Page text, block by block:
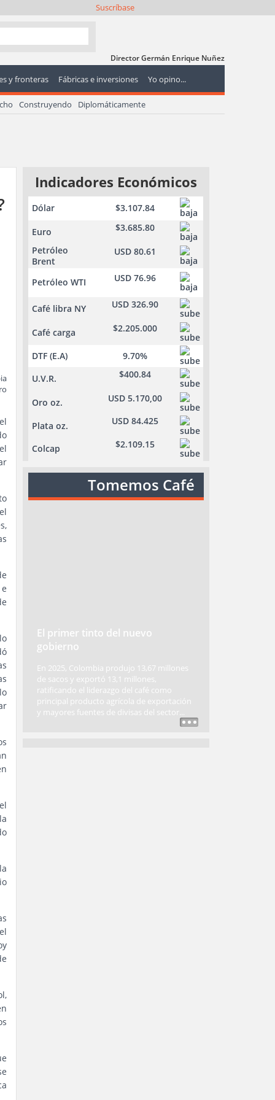
Suscríbase
Director Germán Enrique Nuñez
y fronteras Fábricas e inversiones Yo opino...
Construyendo Diplomáticamente
Indicadores Económicos
Dólar $3.107.84
Euro
$3.685.80
Petróleo
Brent
USD 80.61
Petróleo WTI USD 76.96
Café libra NY USD 326.90
Café carga $2.205.000
DTF (E.A)
9.70%
U.V.R.
$400.84
Oro oz. USD 5.170,00
Plata oz. USD 84.425
Colcap $2.109.15
Tomemos Café
El primer tinto del nuevo
gobierno
En 2025, Colombia produjo 13,67 millones
de sacos y exportó 13,1 millones,
ratificando el liderazgo del café como
principal producto agrícola de exportación
y mayores fuentes de divisas del sector...